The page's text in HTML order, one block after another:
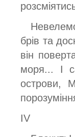
брів та
він
моря... І
острови,
IV